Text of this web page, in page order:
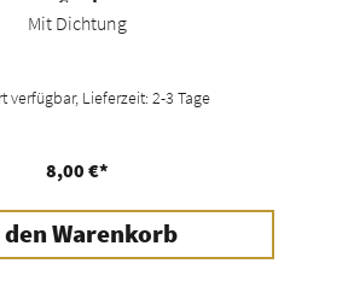
Soul
Mit Dichtung
verfügbar, Lieferzeit: 2-3 Tage
8,00 €*
den Warenkorb